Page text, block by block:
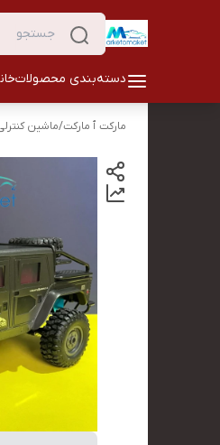
دسته‌بندی محصولات
مارکت ٱ مارکت/ماشین